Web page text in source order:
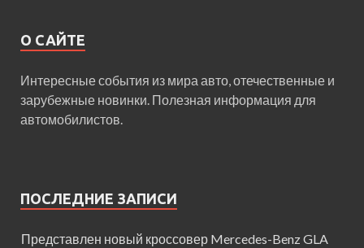
О САЙТЕ
Интересные события из мира авто, отечественные и
зарубежные новинки. Полезная информация для
автомобилистов.
ПОСЛЕДНИЕ ЗАПИСИ
Представлен новый кроссовер Mercedes-Benz GLA